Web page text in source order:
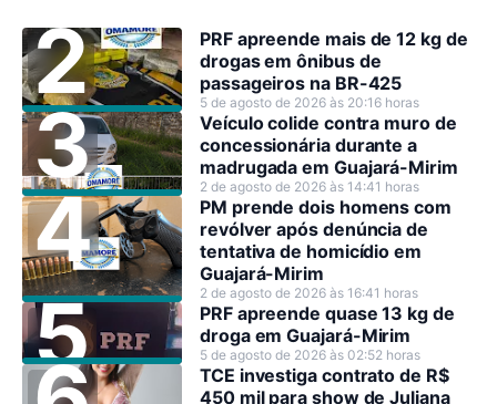
PRF apreende mais de 12 kg de
drogas em ônibus de
passageiros na BR-425
5 de agosto de 2026 às 20:16 horas
Veículo colide contra muro de
concessionária durante a
madrugada em Guajará-Mirim
2 de agosto de 2026 às 14:41 horas
PM prende dois homens com
revólver após denúncia de
tentativa de homicídio em
Guajará-Mirim
2 de agosto de 2026 às 16:41 horas
PRF apreende quase 13 kg de
droga em Guajará-Mirim
5 de agosto de 2026 às 02:52 horas
TCE investiga contrato de R$
450 mil para show de Juliana